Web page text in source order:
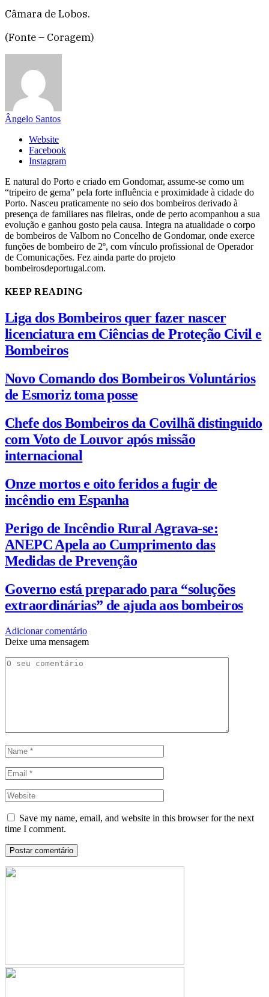
Câmara de Lobos.
(Fonte – Coragem)
Ângelo Santos
Website
Facebook
Instagram
E natural do Porto e criado em Gondomar, assume-se como um
“tripeiro de gema” pela forte influência e proximidade à cidade do
Porto. Nasceu praticamente no seio dos bombeiros derivado à
presença de familiares nas fileiras, onde de perto acompanhou a sua
evolução e ganhou gosto pela causa. Integra na atualidade o corpo
de bombeiros de Valbom no Concelho de Gondomar, onde exerce
funções de bombeiro de 2º, com vínculo profissional de Operador
de Comunicações. Fez ainda parte do projeto
bombeirosdeportugal.com.
KEEP READING
Liga dos Bombeiros quer fazer nascer
licenciatura em Ciências de Proteção Civil e
Bombeiros
Novo Comando dos Bombeiros Voluntários
de Esmoriz toma posse
Chefe dos Bombeiros da Covilhã distinguido
com Voto de Louvor após missão
internacional
Onze mortos e oito feridos a fugir de
incêndio em Espanha
Perigo de Incêndio Rural Agrava-se:
ANEPC Apela ao Cumprimento das
Medidas de Prevenção
Governo está preparado para “soluções
extraordinárias” de ajuda aos bombeiros
Adicionar comentário
Deixe uma mensagem
Save my name, email, and website in this browser for the next
time I comment.